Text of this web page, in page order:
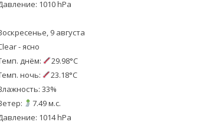
1010 hPa
9 августа
- ясно
днём:
29.98°C
ночь:
23.18°C
33%
7.49 м.с.
1014 hPa